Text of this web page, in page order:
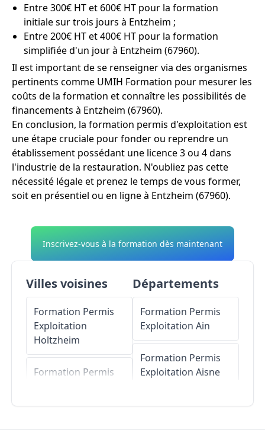
Entre 300€ HT et 600€ HT pour la formation
initiale sur trois jours à Entzheim ;
Entre 200€ HT et 400€ HT pour la formation
simplifiée d'un jour à Entzheim (67960).
Il est important de se renseigner via des organismes
pertinents comme UMIH Formation pour mesurer les
coûts de la formation et connaître les possibilités de
financements à Entzheim (67960).
En conclusion, la formation permis d'exploitation est
une étape cruciale pour fonder ou reprendre un
établissement possédant une licence 3 ou 4 dans
l'industrie de la restauration. N'oubliez pas cette
nécessité légale et prenez le temps de vous former,
soit en présentiel ou en ligne à Entzheim (67960).
Inscrivez-vous à la formation dès maintenant
Villes voisines
Formation Permis
Exploitation
Holtzheim
Formation Permis
Départements
Formation Permis
Exploitation Ain
Formation Permis
Exploitation Aisne
Formation Permis